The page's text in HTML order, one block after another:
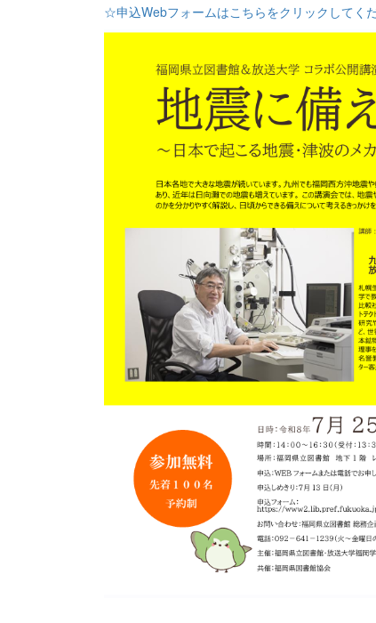
☆申込Webフォームはこちらをクリックしてく